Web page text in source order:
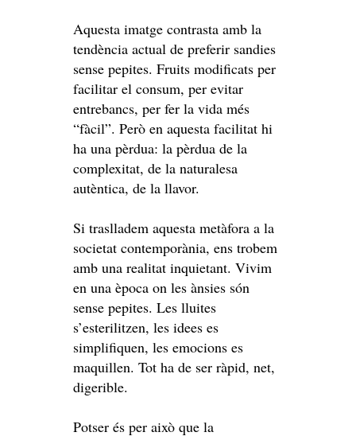
Aquesta imatge contrasta amb la
tendència actual de preferir sandies
sense pepites. Fruits modificats per
facilitar el consum, per evitar
entrebancs, per fer la vida més
“fàcil”. Però en aquesta facilitat hi
ha una pèrdua: la pèrdua de la
complexitat, de la naturalesa
autèntica, de la llavor.
Si traslladem aquesta metàfora a la
societat contemporània, ens trobem
amb una realitat inquietant. Vivim
en una època on les ànsies són
sense pepites. Les lluites
s’esterilitzen, les idees es
simplifiquen, les emocions es
maquillen. Tot ha de ser ràpid, net,
digerible.
Potser és per això que la